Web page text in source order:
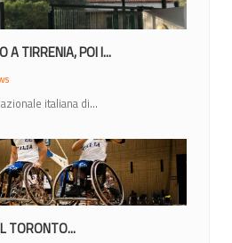
A TIRRENIA, POI I...
italiana di...
TORONTO...